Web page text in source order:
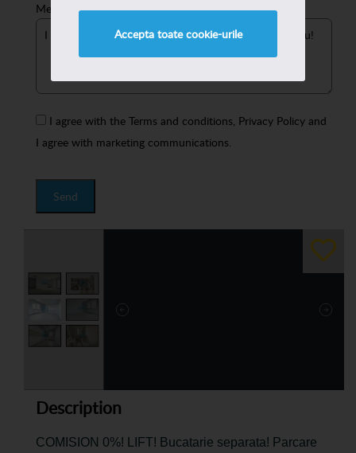
Accepta toate cookie-urile
Message:
I agree with the Terms and conditions, Privacy Policy and
I agree with marketing communications.
Send
Description
COMISION 0%! LIFT! Bucatarie separata! Parcare